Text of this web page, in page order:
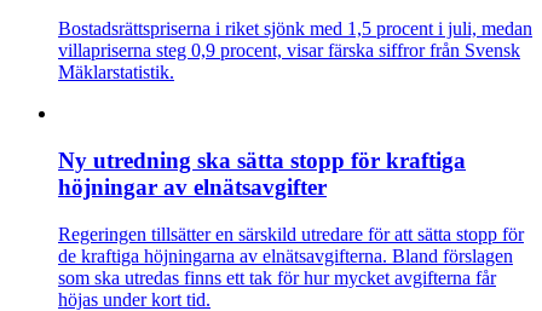
Bostadsrättspriserna i riket sjönk med 1,5 procent i juli, medan
villapriserna steg 0,9 procent, visar färska siffror från Svensk
Mäklarstatistik.
Ny utredning ska sätta stopp för kraftiga
höjningar av elnätsavgifter
Regeringen tillsätter en särskild utredare för att sätta stopp för
de kraftiga höjningarna av elnätsavgifterna. Bland förslagen
som ska utredas finns ett tak för hur mycket avgifterna får
höjas under kort tid.